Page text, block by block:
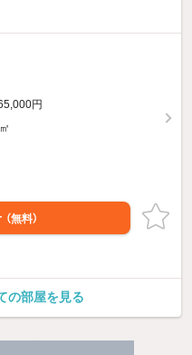
円
（無料）
の部屋を見る